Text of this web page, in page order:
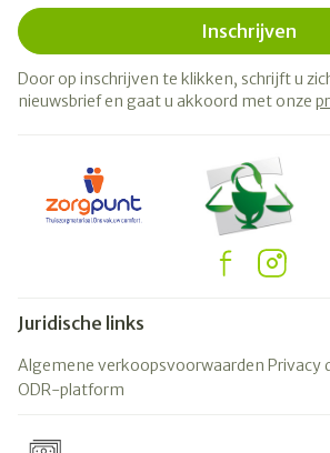
Inschrijven
Door op inschrijven te klikken, schrijft u
nieuwsbrief en gaat u akkoord met onze
Juridische links
Algemene verkoopsvoorwaarden Privacy
ODR-platform